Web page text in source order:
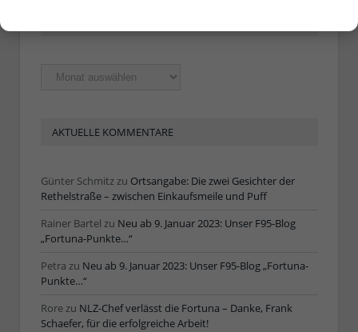
Ältere
Artikel
AKTUELLE KOMMENTARE
Günter Schmitzzu Ortsangabe: Die zwei Gesichter der
Rethelstraße – zwischen Einkaufsmeile und Puff
Rainer Bartel zu Neu ab 9. Januar 2023: Unser F95-Blog
„Fortuna-Punkte…“
Petra zu Neu ab 9. Januar 2023: Unser F95-Blog „Fortuna-
Punkte…“
Rorezu NLZ-Chef verlässt die Fortuna – Danke, Frank
Schaefer, für die erfolgreiche Arbeit!